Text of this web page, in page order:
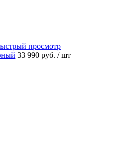
просмотр
33 990 руб. / шт